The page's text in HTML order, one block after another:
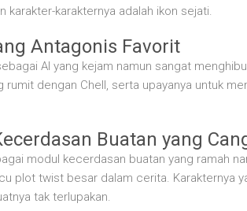
karakter-karakternya adalah ikon sejati.
Antagonis Favorit
AI yang kejam namun sangat
rumit dengan Chell, serta upayanya untuk
Buatan yang
modul kecerdasan buatan yang ramah
plot twist besar dalam cerita. Karakternya
tak terlupakan.